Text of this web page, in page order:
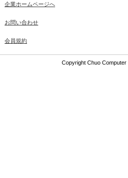
企業ホームページへ
お問い合わせ
会員規約
Copyright Chuo